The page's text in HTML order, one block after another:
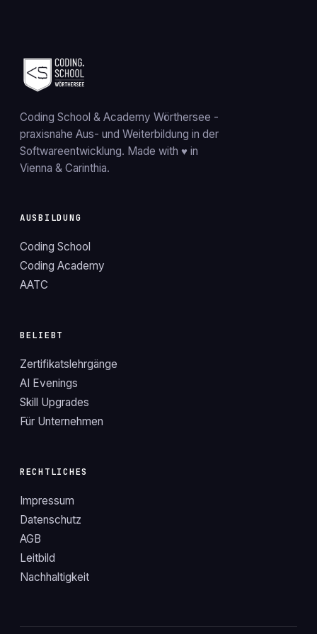
werden.
Fördermöglichkeiten.
Coding School & Academy Wörthersee -
praxisnahe Aus- und Weiterbildung in der
Softwareentwicklung. Made with ♥ in
Vienna & Carinthia.
AUSBILDUNG
Coding School
Coding Academy
AATC
BELIEBT
Zertifikatslehrgänge
AI Evenings
Skill Upgrades
Für Unternehmen
RECHTLICHES
Impressum
Datenschutz
AGB
Leitbild
Nachhaltigkeit